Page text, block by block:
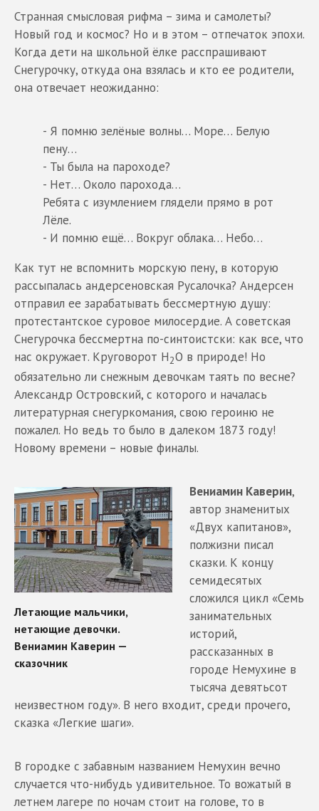
Странная смысловая рифма – зима и самолеты?
Новый год и космос? Но и в этом – отпечаток эпохи.
Когда дети на школьной ёлке расспрашивают
Снегурочку, откуда она взялась и кто ее родители,
она отвечает неожиданно:
- Я помню зелёные волны… Море… Белую
пену…
- Ты была на пароходе?
- Нет… Около парохода…
Ребята с изумлением глядели прямо в рот
Лёле.
- И помню ещё… Вокруг облака… Небо…
Как тут не вспомнить морскую пену, в которую
рассыпалась андерсеновская Русалочка? Андерсен
отправил ее зарабатывать бессмертную душу:
протестантское суровое милосердие. А советская
Снегурочка бессмертна по-синтоистски: как все, что
нас окружает. Круговорот H2О в природе! Но
обязательно ли снежным девочкам таять по весне?
Александр Островский, с которого и началась
литературная снегуркомания, свою героиню не
пожалел. Но ведь то было в далеком 1873 году!
Новому времени – новые финалы.
Вениамин Каверин,
автор знаменитых
«Двух капитанов»,
полжизни писал
сказки. К концу
семидесятых
сложился цикл «Семь
занимательных
историй,
рассказанных в
городе Немухине в
тысяча девятьсот
неизвестном году». В него входит, среди прочего,
сказка «Легкие шаги».
В городке с забавным названием Немухин вечно
случается что-нибудь удивительное. То вожатый в
летнем лагере по ночам стоит на голове, то в